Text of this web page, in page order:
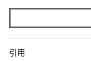
引用